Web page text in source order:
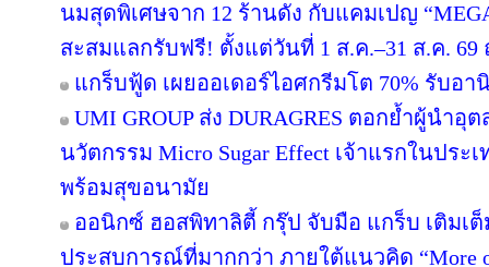
นมสุดพิเศษจาก 12 ร้านดัง กับแคมเปญ
สะสมแลกรับฟรี! ตั้งแต่วันที่ 1 ส.ค.–31 ส.ค.
แกร็บฟู้ด เผยออเดอร์ไอศกรีมโต 70% รับอา
UMI GROUP ส่ง DURAGRES ตอกย้ำผู้นำอุ
นวัตกรรม Micro Sugar Effect เจ้าแรกในปร
พร้อมสุขอนามัย
ออนิกซ์ ฮอสพิทาลิตี้ กรุ๊ป จับมือ แกร็บ เติมเ
ประสบการณ์ที่มากกว่า ภายใต้แนวคิด “More